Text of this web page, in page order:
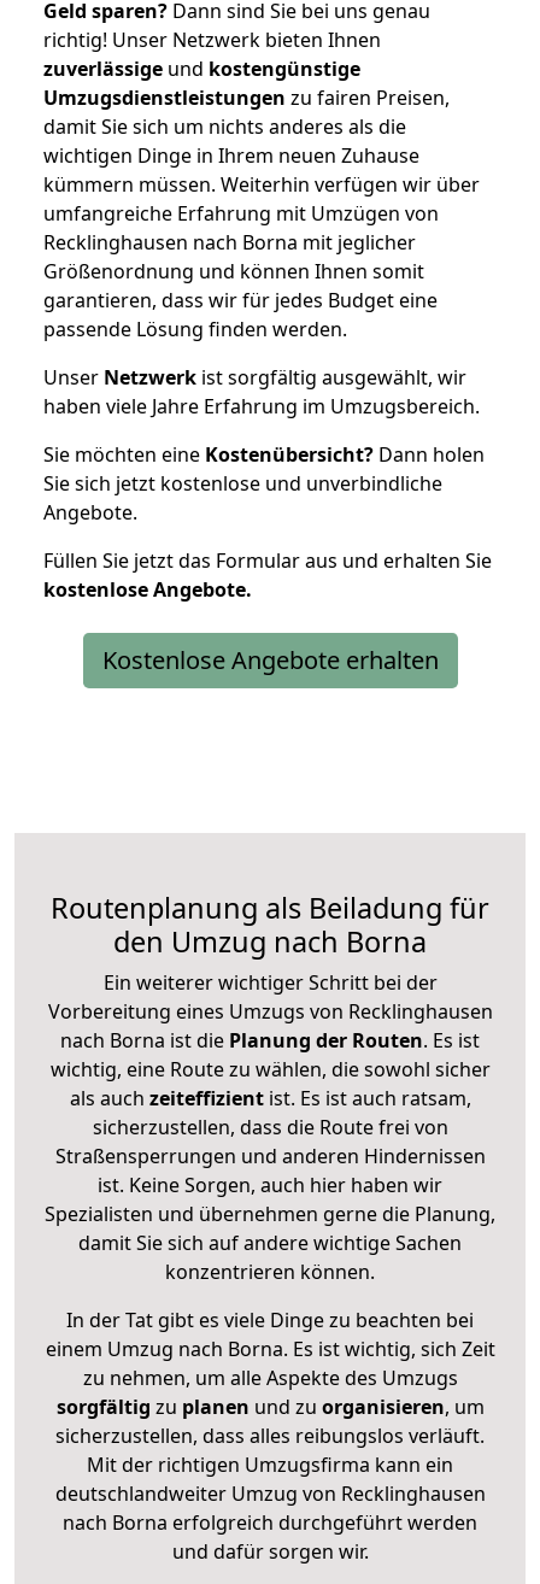
Geld sparen? Dann sind Sie bei uns genau
richtig! Unser Netzwerk bieten Ihnen
zuverlässige und kostengünstige
Umzugsdienstleistungen zu fairen Preisen,
damit Sie sich um nichts anderes als die
wichtigen Dinge in Ihrem neuen Zuhause
kümmern müssen. Weiterhin verfügen wir über
umfangreiche Erfahrung mit Umzügen von
Recklinghausen nach Borna mit jeglicher
Größenordnung und können Ihnen somit
garantieren, dass wir für jedes Budget eine
passende Lösung finden werden.
Unser Netzwerk ist sorgfältig ausgewählt, wir
haben viele Jahre Erfahrung im Umzugsbereich.
Sie möchten eine Kostenübersicht? Dann holen
Sie sich jetzt kostenlose und unverbindliche
Angebote.
Füllen Sie jetzt das Formular aus und erhalten Sie
kostenloseAngebote.
Kostenlose Angebote erhalten
Routenplanung als Beiladung für
den Umzug nach Borna
Ein weiterer wichtiger Schritt bei der
Vorbereitung eines Umzugs von Recklinghausen
nach Borna ist die Planung der Routen. Es ist
wichtig, eine Route zu wählen, die sowohl sicher
als auch zeiteffizientist. Es ist auch ratsam,
sicherzustellen, dass die Route frei von
Straßensperrungen und anderen Hindernissen
ist. Keine Sorgen, auch hier haben wir
Spezialisten und übernehmen gerne die Planung,
damit Sie sich auf andere wichtige Sachen
konzentrieren können.
In der Tat gibt es viele Dinge zu beachten bei
einem Umzug nach Borna. Es ist wichtig, sich Zeit
zu nehmen, um alle Aspekte des Umzugs
sorgfältig zu planen und zu organisieren, um
sicherzustellen, dass alles reibungslos verläuft.
Mit der richtigen Umzugsfirma kann ein
deutschlandweiter Umzug von Recklinghausen
nach Borna erfolgreich durchgeführt werden
und dafür sorgen wir.